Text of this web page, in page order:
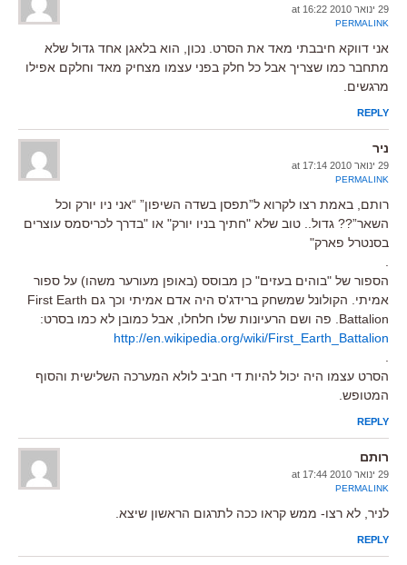
29 ינואר 2010 at 16:22
PERMALINK
אני דווקא חיבבתי מאד את הסרט. נכון, הוא בלאגן אחד גדול שלא
מתחבר כמו שצריך אבל כל חלק בפני עצמו מצחיק מאד וחלקם אפילו
מרגשים.
REPLY
ניר
29 ינואר 2010 at 17:14
PERMALINK
רותם, באמת רצו לקרוא ל”תפסן בשדה השיפון” “אני ניו יורק וכל
השאר”?? גדול.. טוב שלא "חתיך בניו יורק" או "בדרך לכריסמס עוצרים
בסנטרל פארק"
הספור של "בוהים בעזים" כן מבוסס (באופן מעורער משהו) על ספור
אמיתי. הקולונל שמשחק ברידג'ס היה אדם אמיתי וכך גם First Earth
Battalion. פה ושם הרעיונות שלו חלחלו, אבל כמובן לא כמו בסרט:
http://en.wikipedia.org/wiki/First_Earth_Battalion
הסרט עצמו היה יכול להיות די חביב לולא המערכה השלישית והסוף
המטופש.
REPLY
רותם
29 ינואר 2010 at 17:44
PERMALINK
לניר, לא רצו- ממש קראו ככה לתרגום הראשון שיצא.
REPLY